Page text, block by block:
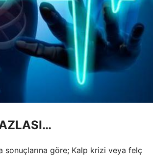
sonuçlarına göre; Kalp krizi veya felç